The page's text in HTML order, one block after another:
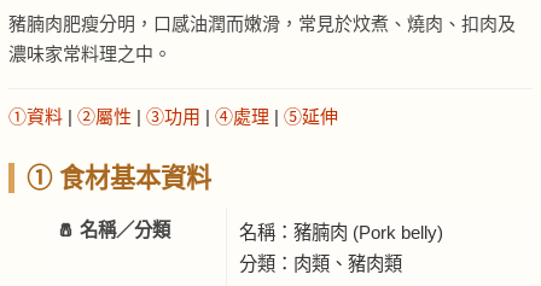
豬腩肉肥瘦分明，口感油潤而嫩滑，常見於炆煮、燒肉、扣肉及
濃味家常料理之中。
①資料 | ②屬性 | ③功用 | ④處理 | ⑤延伸
① 食材基本資料
🧂 名稱／分類
名稱：豬腩肉 (Pork belly)
分類：肉類、豬肉類